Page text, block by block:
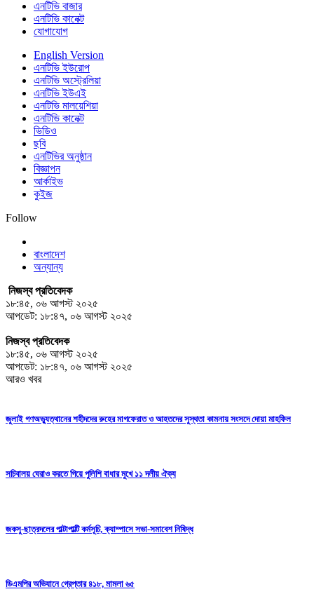
এনটিভি বাজার
এনটিভি কানেক্ট
যোগাযোগ
English Version
এনটিভি ইউরোপ
এনটিভি অস্ট্রেলিয়া
এনটিভি ইউএই
এনটিভি মালয়েশিয়া
এনটিভি কানেক্ট
ভিডিও
ছবি
এনটিভির অনুষ্ঠান
বিজ্ঞাপন
আর্কাইভ
কুইজ
Follow
বাংলাদেশ
অন্যান্য
নিজস্ব প্রতিবেদক
১৮:৪৫, ০৬ আগস্ট ২০২৫
আপডেট: ১৮:৪৭, ০৬ আগস্ট ২০২৫
নিজস্ব প্রতিবেদক
১৮:৪৫, ০৬ আগস্ট ২০২৫
আপডেট: ১৮:৪৭, ০৬ আগস্ট ২০২৫
আরও খবর
জুলাই গণঅভ্যুত্থানের শহীদদের রুহের মাগফেরাত ও আহতদের সুস্থতা কামনায় সংসদে দোয়া মাহফিল
সচিবালয় ঘেরাও করতে গিয়ে পুলিশি বাধার মুখে ১১ দলীয় ঐক্য
জকসু-ছাত্রদলের পাল্টাপাল্টি কর্মসূচি, ক্যাম্পাসে সভা-সমাবেশ নিষিদ্ধ
ডিএমপির অভিযানে গ্রেপ্তার ৪১৮, মামলা ৬৫